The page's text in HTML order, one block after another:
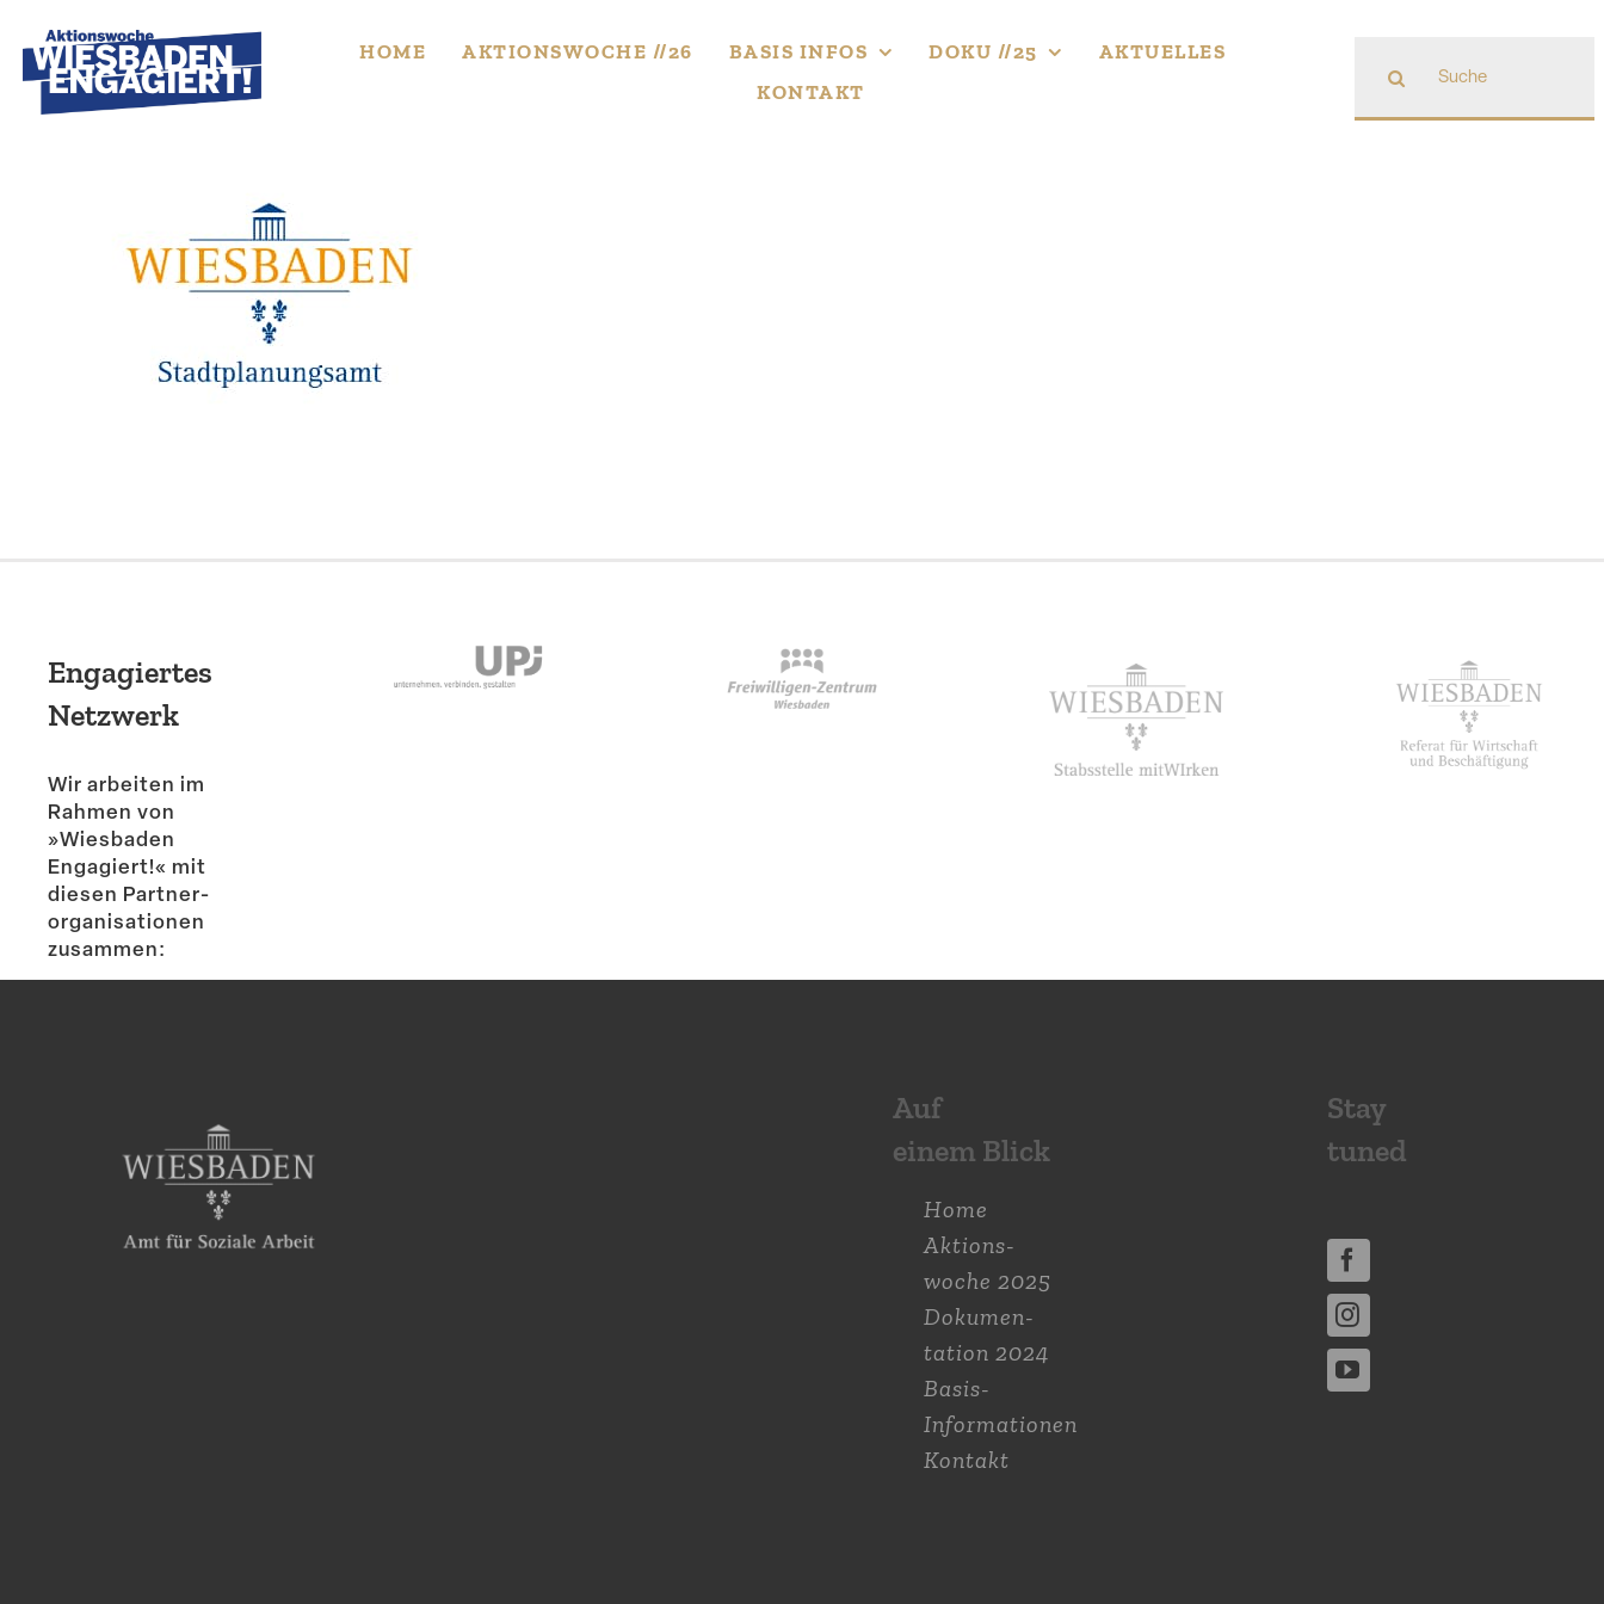
to
content
HOME AKTIONS­WOCHE //26 BASIS INFOS DOKU //25
AKTUELLES
KONTAKT
nach:
Engagiertes
Netzwerk
Wir arbeiten im
Rahmen von
»Wiesbaden
Engagiert!« mit
diesen Partner­
or­ga­ni­sa­tionen
zusammen:
Auf
einem Blick
Home
Aktions­
woche 2025
Dokumen­
tation 2024
Basis-
Informationen
Kontakt
Stay
tuned